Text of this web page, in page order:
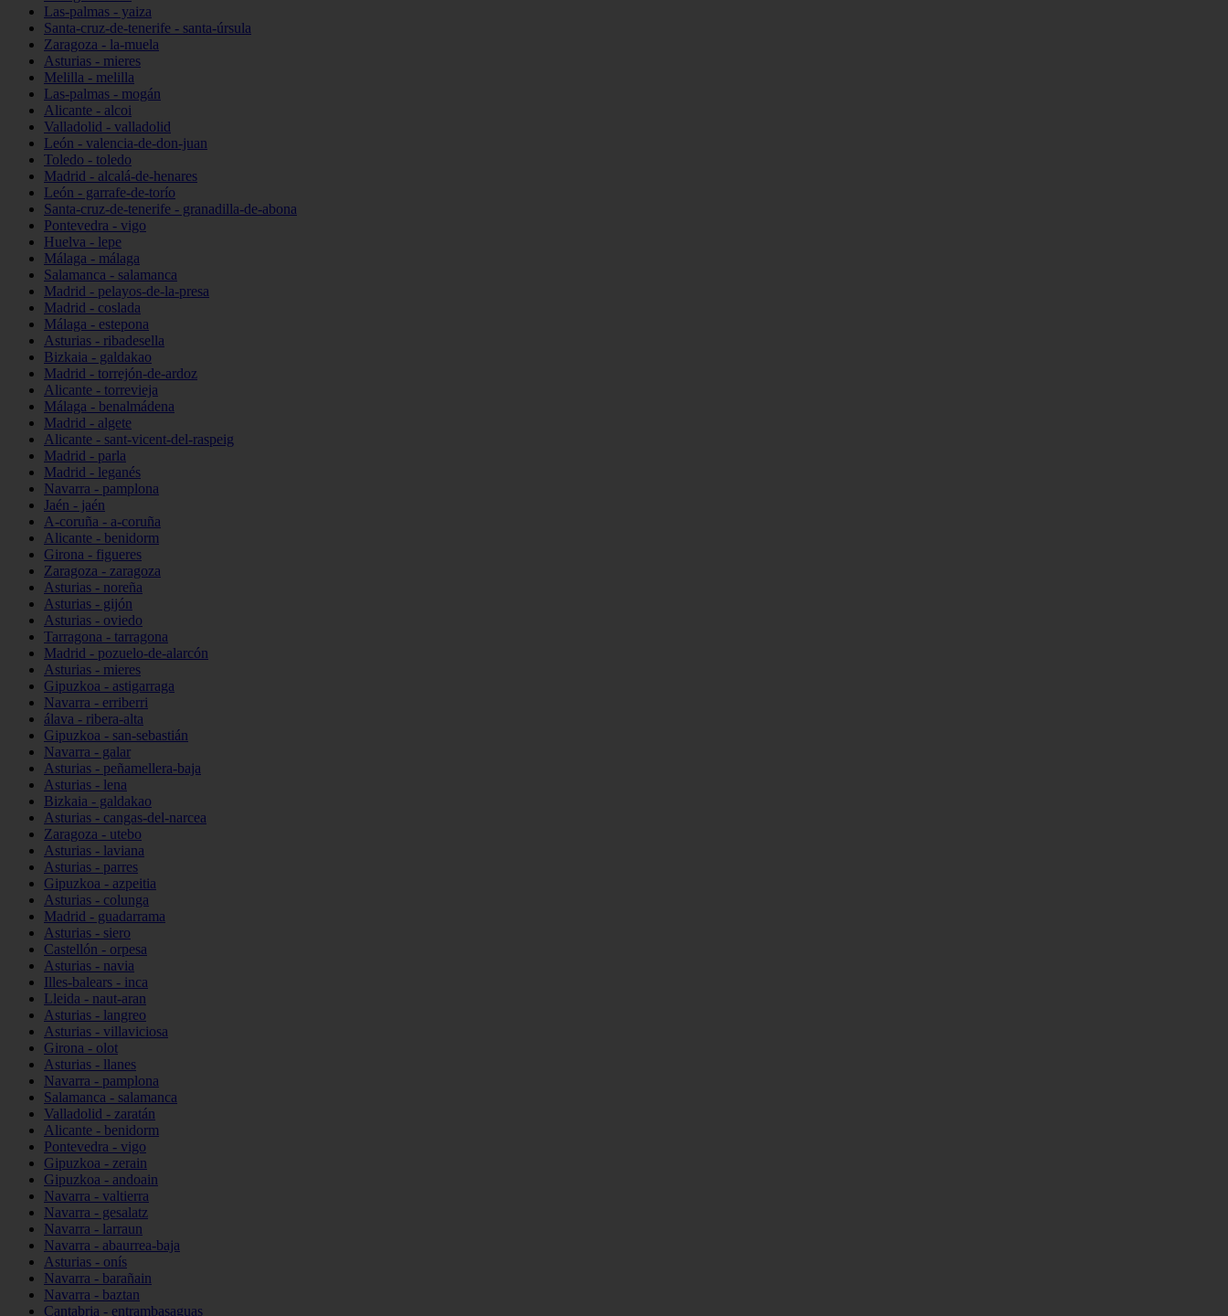
Las-palmas - yaiza
Santa-cruz-de-tenerife - santa-úrsula
Zaragoza - la-muela
Asturias - mieres
Melilla - melilla
Las-palmas - mogán
Alicante - alcoi
Valladolid - valladolid
León - valencia-de-don-juan
Toledo - toledo
Madrid - alcalá-de-henares
León - garrafe-de-torío
Santa-cruz-de-tenerife - granadilla-de-abona
Pontevedra - vigo
Huelva - lepe
Málaga - málaga
Salamanca - salamanca
Madrid - pelayos-de-la-presa
Madrid - coslada
Málaga - estepona
Asturias - ribadesella
Bizkaia - galdakao
Madrid - torrejón-de-ardoz
Alicante - torrevieja
Málaga - benalmádena
Madrid - algete
Alicante - sant-vicent-del-raspeig
Madrid - parla
Madrid - leganés
Navarra - pamplona
Jaén - jaén
A-coruña - a-coruña
Alicante - benidorm
Girona - figueres
Zaragoza - zaragoza
Asturias - noreña
Asturias - gijón
Asturias - oviedo
Tarragona - tarragona
Madrid - pozuelo-de-alarcón
Asturias - mieres
Gipuzkoa - astigarraga
Navarra - erriberri
álava - ribera-alta
Gipuzkoa - san-sebastián
Navarra - galar
Asturias - peñamellera-baja
Asturias - lena
Bizkaia - galdakao
Asturias - cangas-del-narcea
Zaragoza - utebo
Asturias - laviana
Asturias - parres
Gipuzkoa - azpeitia
Asturias - colunga
Madrid - guadarrama
Asturias - siero
Castellón - orpesa
Asturias - navia
Illes-balears - inca
Lleida - naut-aran
Asturias - langreo
Asturias - villaviciosa
Girona - olot
Asturias - llanes
Navarra - pamplona
Salamanca - salamanca
Valladolid - zaratán
Alicante - benidorm
Pontevedra - vigo
Gipuzkoa - zerain
Gipuzkoa - andoain
Navarra - valtierra
Navarra - gesalatz
Navarra - larraun
Navarra - abaurrea-baja
Asturias - onís
Navarra - barañain
Navarra - baztan
Cantabria - entrambasaguas